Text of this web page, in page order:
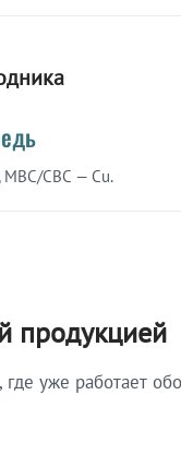
МВС/СВС — Cu.
продукцией
уже работает